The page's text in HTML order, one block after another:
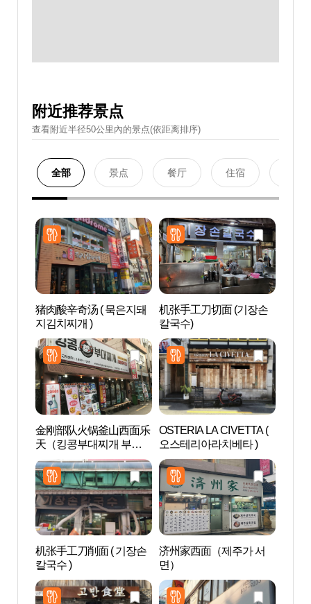
附近推荐景点
查看附近半径50公里內的景点(依距离排序)
全部 景点 餐厅 住宿
猪肉酸辛奇汤 ( 묵은지돼
지김치찌개 )
机张手工刀切面 (기장손
칼국수)
金刚部队火锅釜山西面乐
天（킹콩부대찌개 부산
서면롯데）
OSTERIA LA CIVETTA (
오스테리아라치베타 )
机张手工刀削面 ( 기장손
칼국수 )
济州家西面（제주가 서
면）